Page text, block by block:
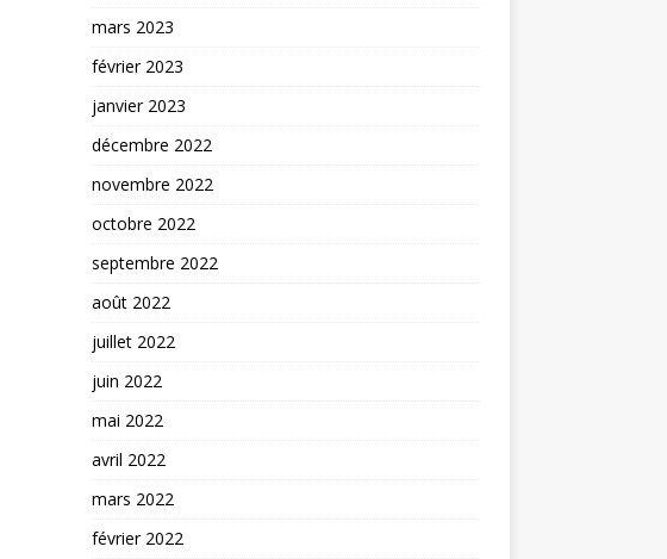
mars 2023
février 2023
janvier 2023
décembre 2022
novembre 2022
octobre 2022
septembre 2022
août 2022
juillet 2022
juin 2022
mai 2022
avril 2022
mars 2022
février 2022